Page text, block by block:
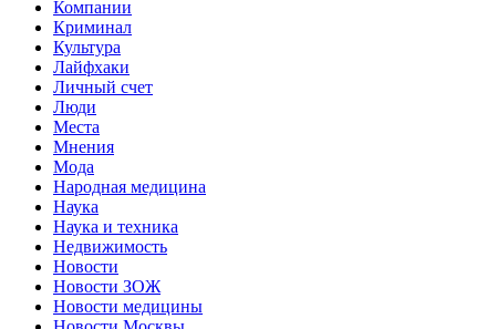
Компании
Криминал
Культура
Лайфхаки
Личный счет
Люди
Места
Мнения
Мода
Народная медицина
Наука
Наука и техника
Недвижимость
Новости
Новости ЗОЖ
Новости медицины